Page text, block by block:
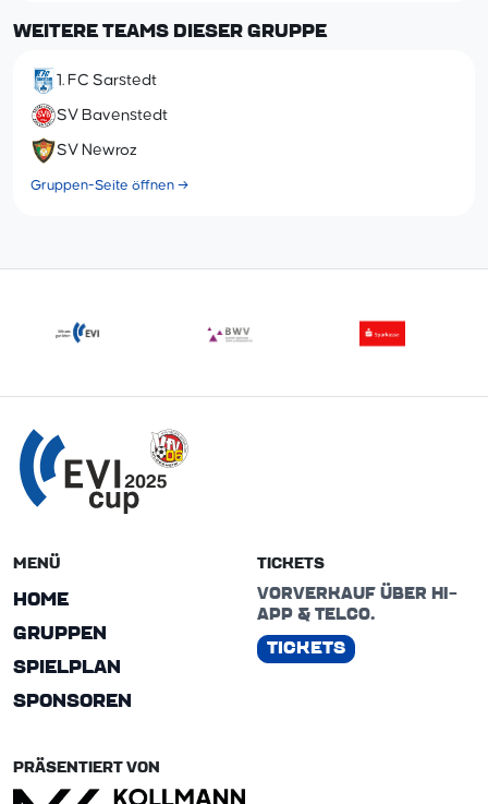
WEITERE TEAMS DIESER GRUPPE
1. FC Sarstedt
SV Bavenstedt
SV Newroz
Gruppen-Seite öffnen →
MENÜ
HOME
GRUPPEN
SPIELPLAN
SPONSOREN
TICKETS
VORVERKAUF ÜBER HI-
APP & TELCO.
TICKETS
PRÄSENTIERT VON